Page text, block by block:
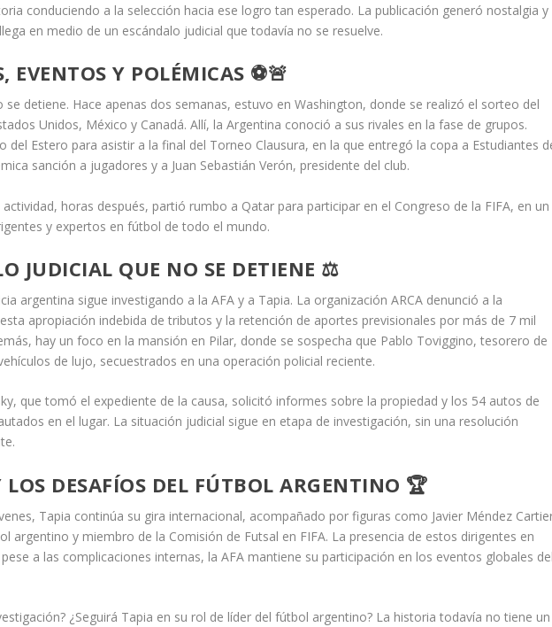
conduciendo a la selección hacia ese logro tan esperado. La publicación generó nostalgia y
en medio de un escándalo judicial que todavía no se resuelve.
EVENTOS Y POLÉMICAS ⚽🚨
se detiene. Hace apenas dos semanas, estuvo en Washington, donde se realizó el sorteo del
Unidos, México y Canadá. Allí, la Argentina conoció a sus rivales en la fase de grupos.
del Estero para asistir a la final del Torneo Clausura, en la que entregó la copa a Estudiantes
sanción a jugadores y a Juan Sebastián Verón, presidente del club.
horas después, partió rumbo a Qatar para participar en el Congreso de la FIFA, en un
y expertos en fútbol de todo el mundo.
JUDICIAL QUE NO SE DETIENE ⚖️
argentina sigue investigando a la AFA y a Tapia. La organización ARCA denunció a la
apropiación indebida de tributos y la retención de aportes previsionales por más de 7 mil
hay un foco en la mansión en Pilar, donde se sospecha que Pablo Toviggino, tesorero de
de lujo, secuestrados en una operación policial reciente.
que tomó el expediente de la causa, solicitó informes sobre la propiedad y los 54 autos de
en el lugar. La situación judicial sigue en etapa de investigación, sin una resolución
LOS DESAFÍOS DEL FÚTBOL ARGENTINO 🏆
Tapia continúa su gira internacional, acompañado por figuras como Javier Méndez
argentino y miembro de la Comisión de Futsal en FIFA. La presencia de estos dirigentes en
a las complicaciones internas, la AFA mantiene su participación en los eventos globales
¿Seguirá Tapia en su rol de líder del fútbol argentino? La historia todavía no tiene un